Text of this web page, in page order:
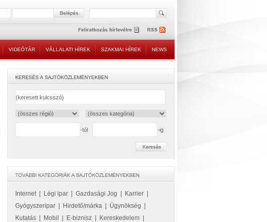
VIDEÓTÁR VÁLLALATI HÍREK SZAKMAI HÍREK NEWS
-tól -ig
Internet| Légi ipar Gazdasági Jog Karrier
Gyógyszeripar
Hirdető/márka Ügynökség
Kutatás
Mobil E-biznisz Kereskedelem